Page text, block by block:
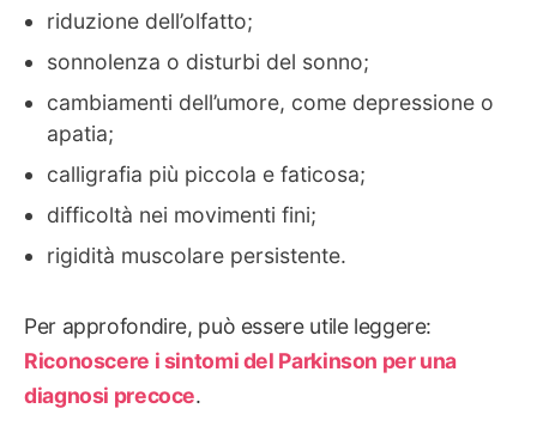
riduzione dell’olfatto;
sonnolenza o disturbi del sonno;
cambiamenti dell’umore, come depressione o
apatia;
calligrafia più piccola e faticosa;
difficoltà nei movimenti fini;
rigidità muscolare persistente.
Per approfondire, può essere utile leggere:
Riconoscere i sintomi del Parkinson per una
diagnosi precoce.